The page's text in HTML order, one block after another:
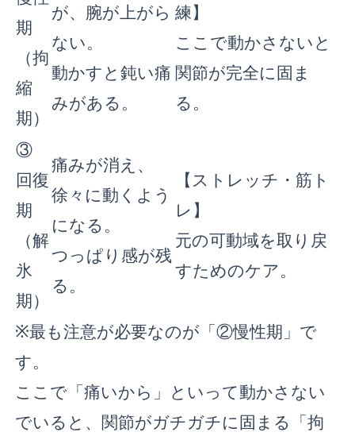
期
（拘
縮
期）
が、腕が上がら
ない。
動かすと鈍い痛
みがある。
練】
ここで動かさないと
関節が完全に固ま
る。
③
回復
期
（解
氷
期）
痛みが消え、
徐々に動くよう
になる。
つっぱり感が残
る。
【ストレッチ・筋ト
レ】
元の可動域を取り戻
すためのケア。
※最も注意が必要なのが「②慢性期」で
す。
ここで「痛いから」といって動かさない
でいると、関節がガチガチに固まる「拘